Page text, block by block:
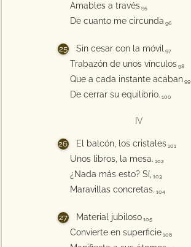
Amables a través 95
De cuanto me circunda 96
Sin cesar con la móvil 97
Trabazón de unos vínculos 98
Que a cada instante acaban 99
De cerrar su equilibrio. 100
IV
El balcón, los cristales 101
Unos libros, la mesa. 102
¿Nada más esto? Sí, 103
Maravillas concretas. 104
Material jubiloso 105
Convierte en superficie 106